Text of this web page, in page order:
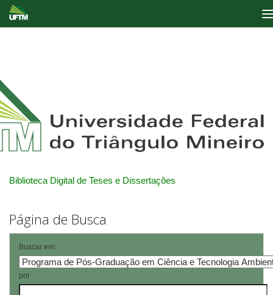
Biblioteca Digital de Teses e Dissertações
Página de Busca
Buscar em:
por